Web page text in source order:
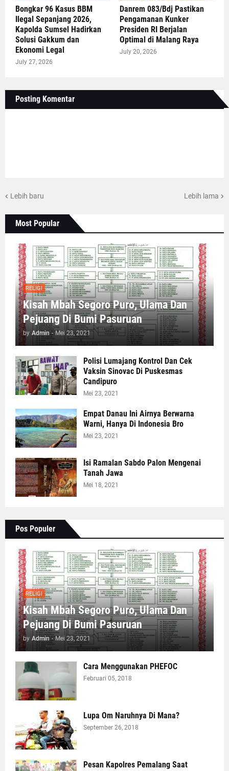
Bongkar 96 Kasus BBM
Ilegal Sepanjang 2026,
Kapolda Sumsel Hadirkan
Solusi Gakkum dan
Ekonomi Legal
July 27, 2026
Danrem 083/Bdj Pastikan
Pengamanan Kunker
Presiden RI Berjalan
Optimal di Malang Raya
July 20, 2026
Posting Komentar
Lebih baru Lebih lama
Most Popular
RELIGI
Kisah Mbah Segoro Puro, Ulama Dan
Pejuang Di Bumi Pasuruan
by Admin - Mei 23, 2021
Polisi Lumajang Kontrol Dan Cek
Vaksin Sinovac Di Puskesmas
Candipuro
Mei 23, 2021
Empat Danau Ini Airnya Berwarna
Warni, Hanya Di Indonesia Bro
Mei 23, 2021
Isi Ramalan Sabdo Palon Mengenai
Tanah Jawa
Mei 18, 2021
Pos Populer
RELIGI
Kisah Mbah Segoro Puro, Ulama Dan
Pejuang Di Bumi Pasuruan
by Admin - Mei 23, 2021
Cara Menggunakan PHEFOC
Februari 05, 2018
Lupa Om Naruhnya Di Mana?
September 26, 2018
Pesan Kapolres Pemalang Saat